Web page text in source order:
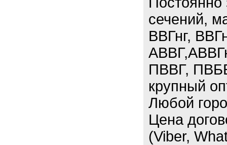
сечений,
ВВГнг,
ПВВГ,
крупный
Любой
Цена
(Viber,